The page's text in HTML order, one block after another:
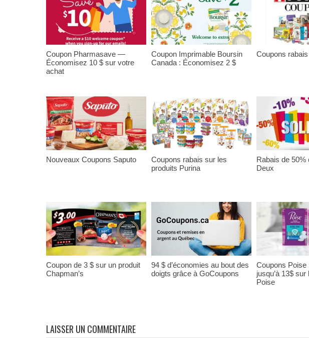
Coupon Pharmasave —
Économisez 10 $ sur votre
achat
Coupon Imprimable Boursin
Canada : Économisez 2 $
Coupons
Nouveaux Coupons Saputo
Coupons rabais sur les
produits Purina
Rabais de
Deux
Coupon de 3 $ sur un produit
Chapman’s
94 $ d’économies au bout des
doigts grâce à GoCoupons
Coupons Poise
jusqu’à 13$
Poise
LAISSER UN COMMENTAIRE